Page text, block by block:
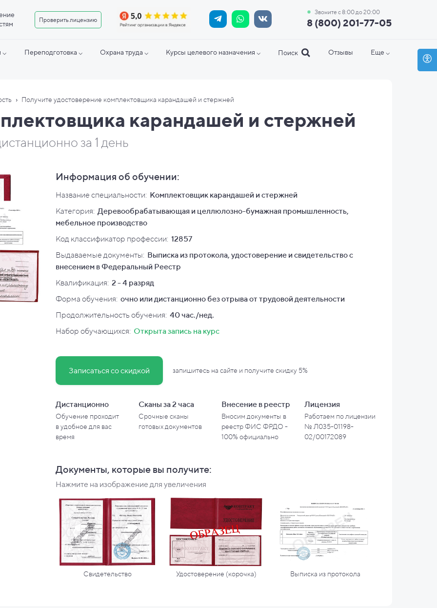
8 (800) 201-77-05
Проверить лицензию
Звоните с 8:00 до 20:00
⌵ Переподготовка ⌵ Охрана труда ⌵ Курсы целевого назначения ⌵ Поиск Отзывы Еще ⌵
› Получите удостоверение комплектовщика карандашей и стержней
карандашей и стержней
за 1 день
Информация об обучении:
Название специальности: Комплектовщик карандашей и стержней
Категория: Деревообрабатывающая и целлюлозно-бумажная промышленность,
мебельное производство
Код классификатор профессии: 12857
Выдаваемые документы: Выписка из протокола, удостоверение и свидетельство с
внесением в Федеральный Реестр
Квалификация: 2 - 4 разряд
Форма обучения: очно или дистанционно без отрыва от трудовой деятельности
Продолжительность обучения: 40 час./нед.
Набор обучающихся: Открыта запись на курс
Записаться со скидкой запишитесь на сайте и получите скидку 5%
Дистанционно
Обучение проходит
вудобное для вас
время
Сканы за 2 часа
Срочные сканы
готовых документов
Внесение в реестр
Вносим документы в
реестр ФИС ФРДО -
100% официально
Лицензия
Работаем по лицензии
№ Л035-01198-
02/00172089
Документы, которые вы получите:
Нажмите на изображение для увеличения
Свидетельство Удостоверение (корочка) Выписка из протокола